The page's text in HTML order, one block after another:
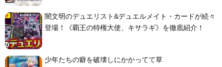
闇文明のデュエリスト&デュエルメイト・カードが続々
登場！《覇王の特権大使、キサラギ》を徹底紹介！
少年たちの癖を破壊しにかかってて草